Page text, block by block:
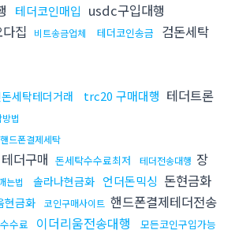
테더코인매입 usdc구입대행
집 비트송금업체 테더코인송금
검돈세탁
세탁테더거래 trc20 구매대행 테더트론
법
핸드폰결제세탁
테더구매 돈세탁수수료최저 테더전송대행 장
는법 솔라나현금화 언더돈믹싱 돈현금화
현금화 코인구매사이트 핸드폰결제테더전송
수료 이더리움전송대행 모든코인구입가능